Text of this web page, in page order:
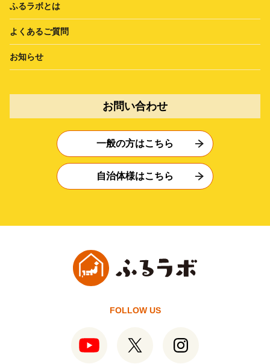
ふるラボとは
よくあるご質問
お知らせ
お問い合わせ
一般の方はこちら
自治体様はこちら
FOLLOW US